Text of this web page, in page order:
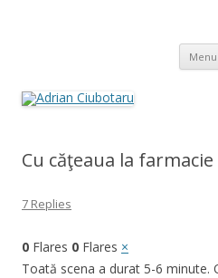
Menu
Cu căţeaua la farmacie
7 Replies
0 Flares 0 Flares ×
Toată scena a durat 5-6 minute.